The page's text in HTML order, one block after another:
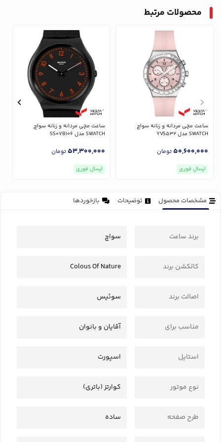
محصولات مرتبط
ساعت مچی مردانه و زنانه سواچ
SWATCH مدل YVS532
50,600,000تومان
ارسال فوری
ساعت مچی مردانه و زنانه سواچ
SWATCH مدل SS07B106
53,300,000تومان
ارسال فوری
مشخصات محصول توضیحات بازخوردها
برند ساعت سواچ
کالکشن برند Colous Of Nature
اصالت برند سوئیس
مناسب برای آقایان و بانوان
استایل اسپورت
نوع موتور کوارتز (باتری)
طرح صفحه ساده